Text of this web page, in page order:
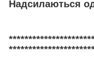
Надсилаються